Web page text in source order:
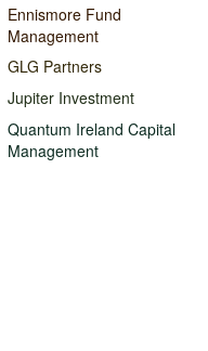
Ennismore Fund
Management
GLG Partners
Jupiter Investment
Quantum Ireland Capital
Management